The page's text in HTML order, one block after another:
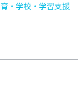
・学校・学習支援